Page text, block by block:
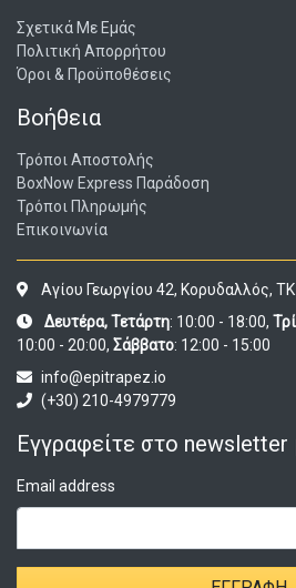
Σχετικά Με Εμάς
Πολιτική Απορρήτου
Όροι & Προϋποθέσεις
Βοήθεια
Τρόποι Αποστολής
BoxNow Express Παράδοση
Τρόποι Πληρωμής
Επικοινωνία
Αγίου Γεωργίου 42, Κορυδαλλός,
Δευτέρα, Τετάρτη: 10:00 - 18:00,
10:00 - 20:00, Σάββατο: 12:00 - 15:00
info@epitrapez.io
(+30) 210-4979779
Εγγραφείτε στο newsletter
Email address